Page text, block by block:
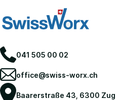
041 505 00 02
office@swiss-worx.ch
Baarerstraße 43, 6300 Zug